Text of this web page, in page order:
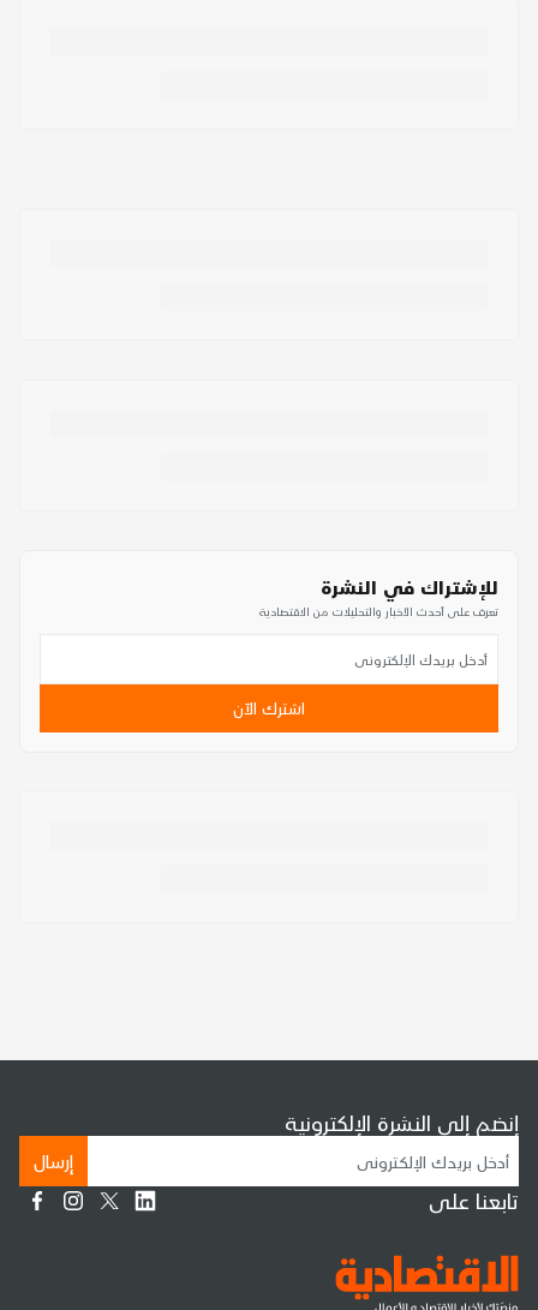
للإشتراك في النشرة
تعرف على أحدث الأخبار والتحليلات من الاقتصادية
اشترك الآن
إنضم إلى النشرة الإلكترونية
إرسال
تابعنا على